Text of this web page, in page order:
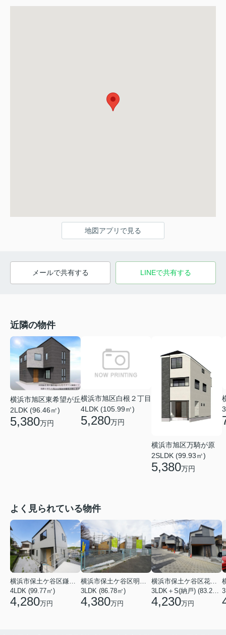
地図アプリで見る
メールで共有する LINEで共有する
近隣の物件
横浜市旭区東希望が丘
2LDK (96.46㎡)
5,380万円
横浜市旭区白根２丁目
4LDK (105.99㎡)
5,280万円
横浜市旭区万騎が原
2SLDK (99.93㎡)
5,380万円
よく見られている物件
横浜市保土ケ谷区鎌谷町
4LDK (99.77㎡)
4,280万円
横浜市保土ケ谷区明神台
3LDK (86.78㎡)
4,380万円
横浜市保土ケ谷区花見台
3LDK＋S(納戸) (83.21㎡)
4,230万円